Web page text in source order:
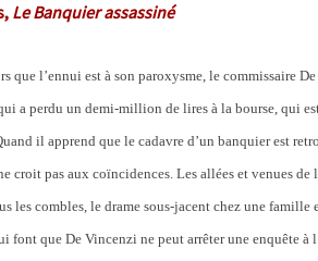
Le Banquier assassiné
que l’ennui est à son paroxysme, le commissaire
a perdu un demi-million de lires à la bourse, qui
il apprend que le cadavre d’un banquier est
croit pas aux coïncidences. Les allées et venues
les combles, le drame sous-jacent chez une
font que De Vincenzi ne peut arrêter une enquête